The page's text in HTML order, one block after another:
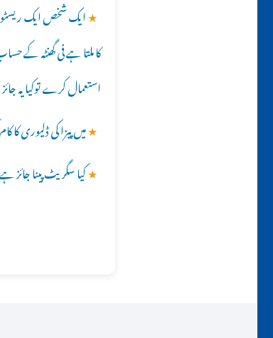
★ایک شخص ایک
کا ملتا ہے فی گھنٹہ
استعمال کرے توکیا یہ
★میں پیزا کی ڈلیوری کا
★کیا سگریٹ پینا جائز